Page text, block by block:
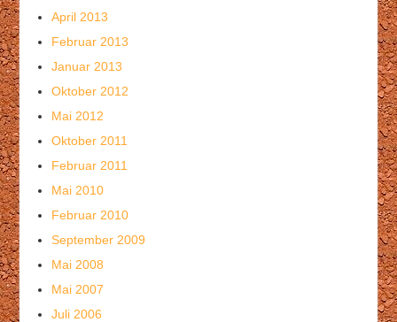
April 2013
Februar 2013
Januar 2013
Oktober 2012
Mai 2012
Oktober 2011
Februar 2011
Mai 2010
Februar 2010
September 2009
Mai 2008
Mai 2007
Juli 2006